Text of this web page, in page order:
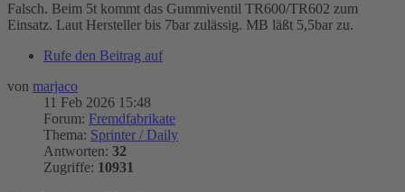
Falsch. Beim 5t kommt das Gummiventil TR600/TR602 zum
Einsatz. Laut Hersteller bis 7bar zulässig. MB läßt 5,5bar zu.
Rufe den Beitrag auf
von marjaco
11 Feb 2026 15:48
Forum: Fremdfabrikate
Thema: Sprinter / Daily
Antworten: 32
Zugriffe: 10931